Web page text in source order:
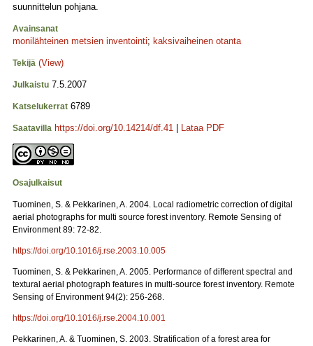
suunnittelun pohjana.
Avainsanat
monilähteinen metsien inventointi; kaksivaiheinen otanta
Tekijä (View)
Julkaistu 7.5.2007
Katselukerrat 6789
Saatavilla https://doi.org/10.14214/df.41 Lataa PDF
Osajulkaisut
Tuominen, S. & Pekkarinen, A. 2004. Local radiometric correction of digital
aerial photographs for multi source forest inventory. Remote Sensing of
Environment 89: 72-82.
https://doi.org/10.1016/j.rse.2003.10.005
Tuominen, S. & Pekkarinen, A. 2005. Performance of different spectral and
textural aerial photograph features in multi-source forest inventory. Remote
Sensing of Environment 94(2): 256-268.
https://doi.org/10.1016/j.rse.2004.10.001
Pekkarinen, A. & Tuominen, S. 2003. Stratification of a forest area for